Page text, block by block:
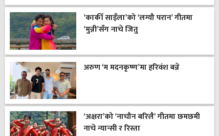
‘कार्की साइँला’को ‘लग्यौ परान’ गीतमा
‘मुन्नी’सँग नाचे जितु
अरुण ‘म मदनकृष्ण’मा हरिवंश बन्ने
‘अक्षरा’को ‘नाचौन बरिलै’ गीतमा छमछमी
नाचे न्यान्सी र रिस्ता